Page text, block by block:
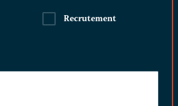
Recrutement